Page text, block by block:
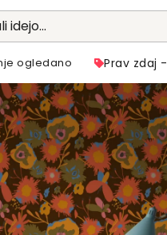
idejo...
ogledano Prav zdaj -